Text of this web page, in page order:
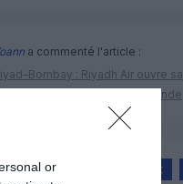
or
a commenté l'article :
: Riyadh Air ouvre sa
première route régulière vers l’Inde
air france easyjet